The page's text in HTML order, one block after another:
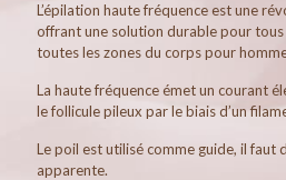
L’épilation haute fréquence est une
offrant une solution durable pour
toutes les zones du corps pour
La haute fréquence émet un courant
le follicule pileux par le biais d’un
Le poil est utilisé comme guide, il faut
apparente.